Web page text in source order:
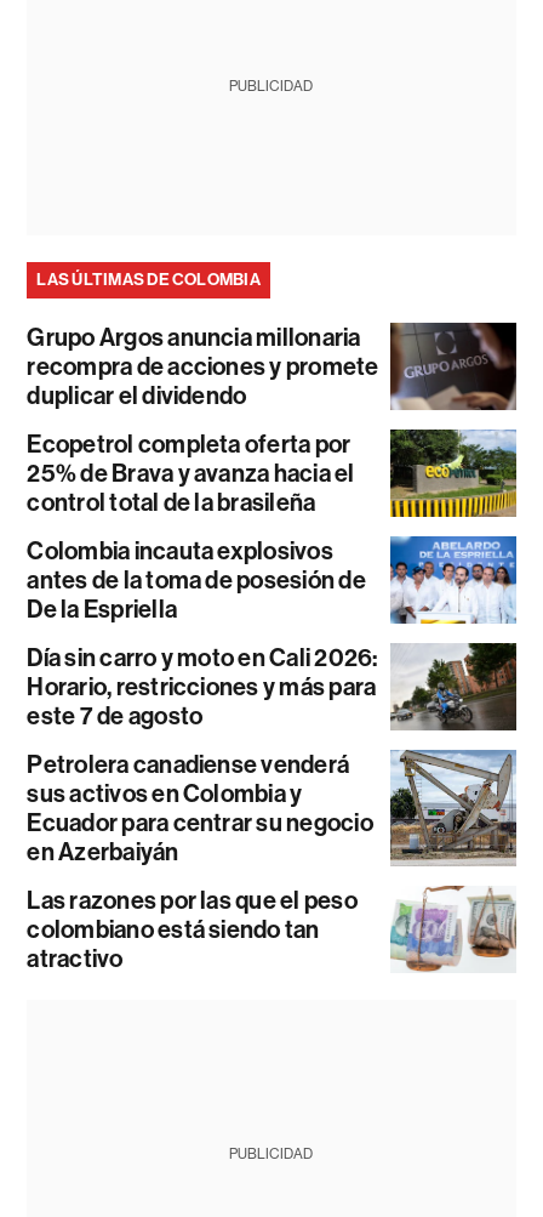
PUBLICIDAD
LAS ÚLTIMAS DE COLOMBIA
Grupo Argos anuncia millonaria
recompra de acciones y promete
duplicar el dividendo
Ecopetrol completa oferta por
25% de Brava y avanza hacia el
control total de la brasileña
Colombia incauta explosivos
antes de la toma de posesión de
De la Espriella
Día sin carro y moto en Cali 2026:
Horario, restricciones y más para
este 7 de agosto
Petrolera canadiense venderá
sus activos en Colombia y
Ecuador para centrar su negocio
en Azerbaiyán
Las razones por las que el peso
colombiano está siendo tan
atractivo
PUBLICIDAD